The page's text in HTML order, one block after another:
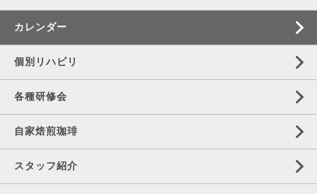
カレンダー
個別リハビリ
各種研修会
自家焙煎珈琲
スタッフ紹介